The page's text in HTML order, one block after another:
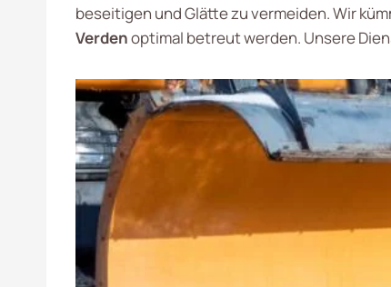
beseitigen und Glätte zu vermeiden. Wir
Verdenoptimal betreut werden. Unsere